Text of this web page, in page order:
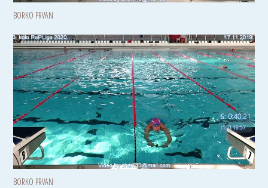
BORKO PRVAN
BORKO PRVAN